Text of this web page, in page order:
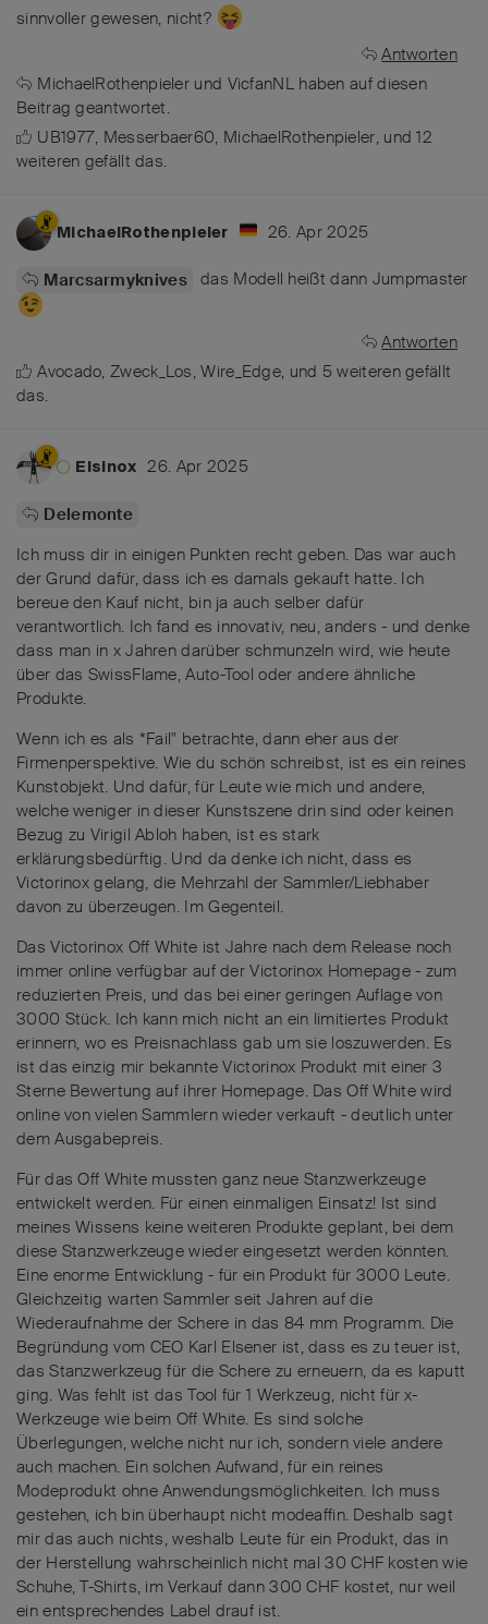
sinnvoller gewesen, nicht?
Antworten
MichaelRothenpieler und VicfanNL haben auf diesen
Beitrag geantwortet.
UB1977, Messerbaer60, MichaelRothenpieler, und12
weiteren gefällt das.
MichaelRothenpieler 26. Apr 2025
Marcsarmyknives das Modell heißt dann Jumpmaster
Antworten
Avocado,Zweck_Los,Wire_Edge, und 5 weiterengefällt
das.
Elsinox 26. Apr 2025
Delemonte
Ich muss dir in einigen Punkten recht geben. Das war auch
der Grund dafür, dass ich es damals gekauft hatte. Ich
bereue den Kauf nicht, bin ja auch selber dafür
verantwortlich. Ich fand es innovativ, neu, anders - und denke
dass man in x Jahren darüber schmunzeln wird, wie heute
über das SwissFlame, Auto-Tool oder andere ähnliche
Produkte.
Wenn ich es als *Fail" betrachte, dann eher aus der
Firmenperspektive. Wie du schön schreibst, ist es ein reines
Kunstobjekt. Und dafür, für Leute wie mich und andere,
welche weniger in dieser Kunstszene drin sind oder keinen
Bezug zu Virigil Abloh haben, ist es stark
erklärungsbedürftig. Und da denke ich nicht, dass es
Victorinox gelang, die Mehrzahl der Sammler/Liebhaber
davon zu überzeugen. Im Gegenteil.
Das Victorinox Off White ist Jahre nach dem Release noch
immer online verfügbar auf der Victorinox Homepage - zum
reduzierten Preis, und das bei einer geringen Auflage von
3000 Stück. Ich kann mich nicht an ein limitiertes Produkt
erinnern, wo es Preisnachlass gab um sie loszuwerden. Es
ist das einzig mir bekannte Victorinox Produkt mit einer 3
Sterne Bewertung auf ihrer Homepage. Das Off White wird
online von vielen Sammlern wieder verkauft - deutlich unter
dem Ausgabepreis.
Für das Off White mussten ganz neue Stanzwerkzeuge
entwickelt werden. Für einen einmaligen Einsatz! Ist sind
meines Wissens keine weiteren Produkte geplant, bei dem
diese Stanzwerkzeuge wieder eingesetzt werden könnten.
Eine enorme Entwicklung - für ein Produkt für 3000 Leute.
Gleichzeitig warten Sammler seit Jahren auf die
Wiederaufnahme der Schere in das 84 mm Programm. Die
Begründung vom CEO Karl Elsener ist, dass es zu teuer ist,
das Stanzwerkzeug für die Schere zu erneuern, da es kaputt
ging. Was fehlt ist das Tool für 1 Werkzeug, nicht für x-
Werkzeuge wie beim Off White. Es sind solche
Überlegungen, welche nicht nur ich, sondern viele andere
auch machen. Ein solchen Aufwand, für ein reines
Modeprodukt ohne Anwendungsmöglichkeiten. Ich muss
gestehen, ich bin überhaupt nicht modeaffin. Deshalb sagt
mir das auch nichts, weshalb Leute für ein Produkt, das in
der Herstellung wahrscheinlich nicht mal 30 CHF kosten wie
Schuhe, T-Shirts, im Verkauf dann 300 CHF kostet, nur weil
ein entsprechendes Label drauf ist.